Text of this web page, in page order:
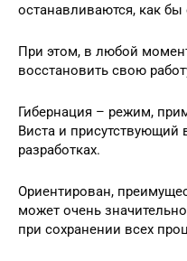
останавливаются, как бы
При этом, в любой
восстановить свою
Гибернация – режим,
Виста и
разработках.
Ориентирован,
может очень
при сохранении всех